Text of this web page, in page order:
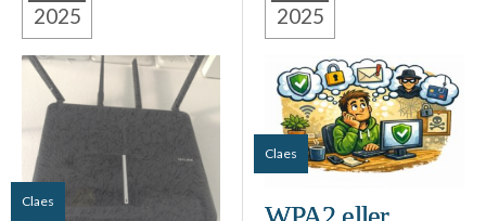
2025
Claes
2025
Claes